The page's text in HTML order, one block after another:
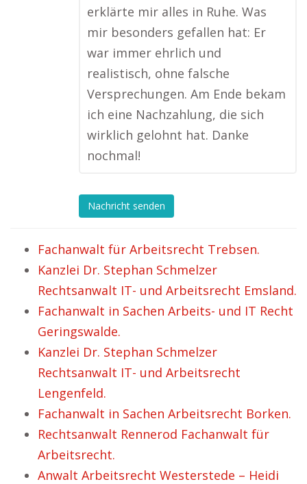
erklärte mir alles in Ruhe. Was
mir besonders gefallen hat: Er
war immer ehrlich und
realistisch, ohne falsche
Versprechungen. Am Ende bekam
ich eine Nachzahlung, die sich
wirklich gelohnt hat. Danke
nochmal!
Nachricht senden
Fachanwalt für Arbeitsrecht Trebsen.
Kanzlei Dr. Stephan Schmelzer
Rechtsanwalt IT- und Arbeitsrecht Emsland.
Fachanwalt in Sachen Arbeits- und IT Recht
Geringswalde.
Kanzlei Dr. Stephan Schmelzer
Rechtsanwalt IT- und Arbeitsrecht
Lengenfeld.
Fachanwalt in Sachen Arbeitsrecht Borken.
Rechtsanwalt Rennerod Fachanwalt für
Arbeitsrecht.
Anwalt Arbeitsrecht Westerstede – Heidi